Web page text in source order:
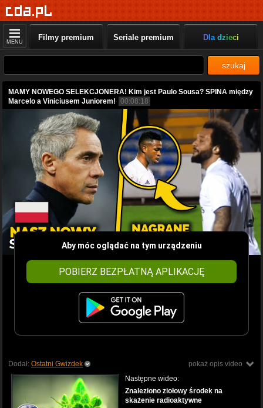
MENU Filmy premium Seriale premium Dla dzieci
szukaj
MAMY NOWEGO SELEKCJONERA! Kim jest Paulo Sousa? SPINA między
Marcelo a Viniciusem Juniorem!
00:08:18
Aby móc oglądać na tym urządzeniu
POBIERZ BEZPŁATNĄ APLIKACJĘ
pokaż opis video
Dodał: Ostatni Gwizdek
Następne wideo:
Znaleziono ziołowy środek na
skażenie radioaktywne